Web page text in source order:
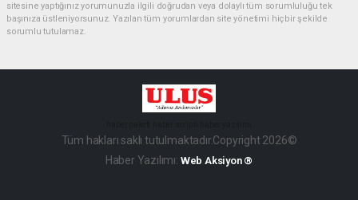
sitesine yaptığınız yorumunuzla ilgili doğrudan veya dolaylı tüm sorumluluğu tek
başınıza üstleniyorsunuz. Yazılan tüm yorumlardan site yönetimi hiçbir şekilde
sorumlu tutulamaz.
Tüm hakları saklı tutulmaktadır.Copyright 2026©
Haber Yazılımı: Web Aksiyon ®